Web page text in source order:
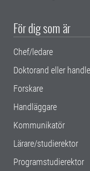
För dig som är
Chef/ledare
Doktorand eller
Forskare
Handläggare
Kommunikatör
Lärare/studierektor
Programstudierektor